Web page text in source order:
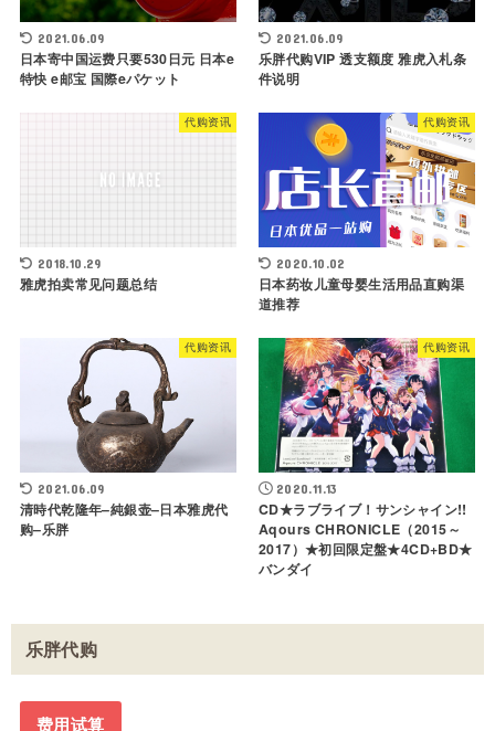
2021.06.09
日本寄中国运费只要530日元 日本e
特快 e邮宝 国際eパケット
2021.06.09
乐胖代购VIP 透支额度 雅虎入札条
件说明
代购资讯
2018.10.29
雅虎拍卖常见问题总结
代购资讯
2020.10.02
日本药妆儿童母婴生活用品直购渠
道推荐
代购资讯
2021.06.09
清時代乾隆年–純銀壶–日本雅虎代
购–乐胖
代购资讯
2020.11.13
CD★ラブライブ！サンシャイン!!
Aqours CHRONICLE（2015～
2017）★初回限定盤★4CD+BD★
バンダイ
乐胖代购
费用试算